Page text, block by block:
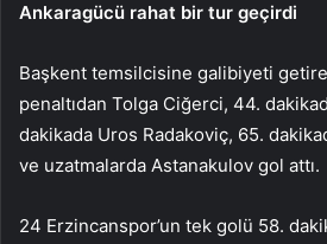
Ankaragücü rahat bir tur geçirdi
Başkent temsilcisine galibiyeti
penaltıdan Tolga Ciğerci, 44.
dakikada Uros Radakoviç, 65.
ve uzatmalarda Astanakulov gol attı.
24 Erzincanspor’un tek golü 58.